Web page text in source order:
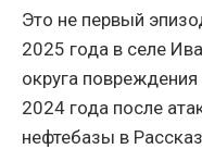
Это не первый
2025 года в селе
округа
2024 года после
нефтебазы в